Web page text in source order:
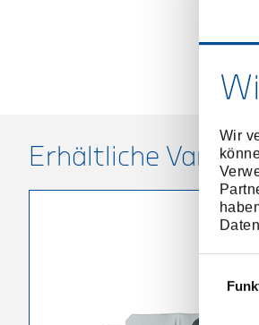
Wir
Erhältliche